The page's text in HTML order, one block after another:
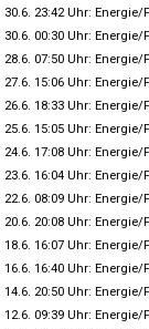
30.6. 23:42 Uhr: Energie/
30.6. 00:30 Uhr: Energie/
28.6. 07:50 Uhr: Energie/
27.6. 15:06 Uhr: Energie/
26.6. 18:33 Uhr: Energie/
25.6. 15:05 Uhr: Energie/
24.6. 17:08 Uhr: Energie/
23.6. 16:04 Uhr: Energie/
22.6. 08:09 Uhr: Energie/
20.6. 20:08 Uhr: Energie/
18.6. 16:07 Uhr: Energie/
16.6. 16:40 Uhr: Energie/
14.6. 20:50 Uhr: Energie/
12.6. 09:39 Uhr: Energie/